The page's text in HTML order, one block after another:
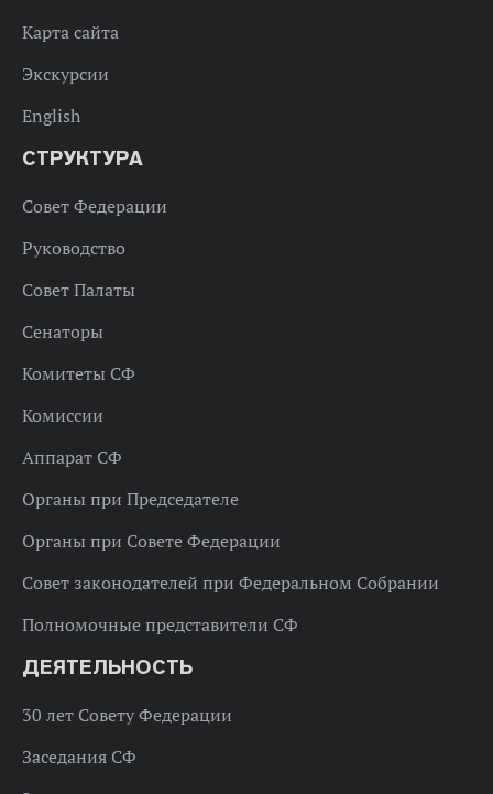
Карта сайта
Экскурсии
English
СТРУКТУРА
Совет Федерации
Руководство
Совет Палаты
Сенаторы
Комитеты СФ
Комиссии
Аппарат СФ
Органы при Председателе
Органы при Совете Федерации
Совет законодателей при Федеральном Собрании
Полномочные представители СФ
ДЕЯТЕЛЬНОСТЬ
30 лет Совету Федерации
Заседания СФ